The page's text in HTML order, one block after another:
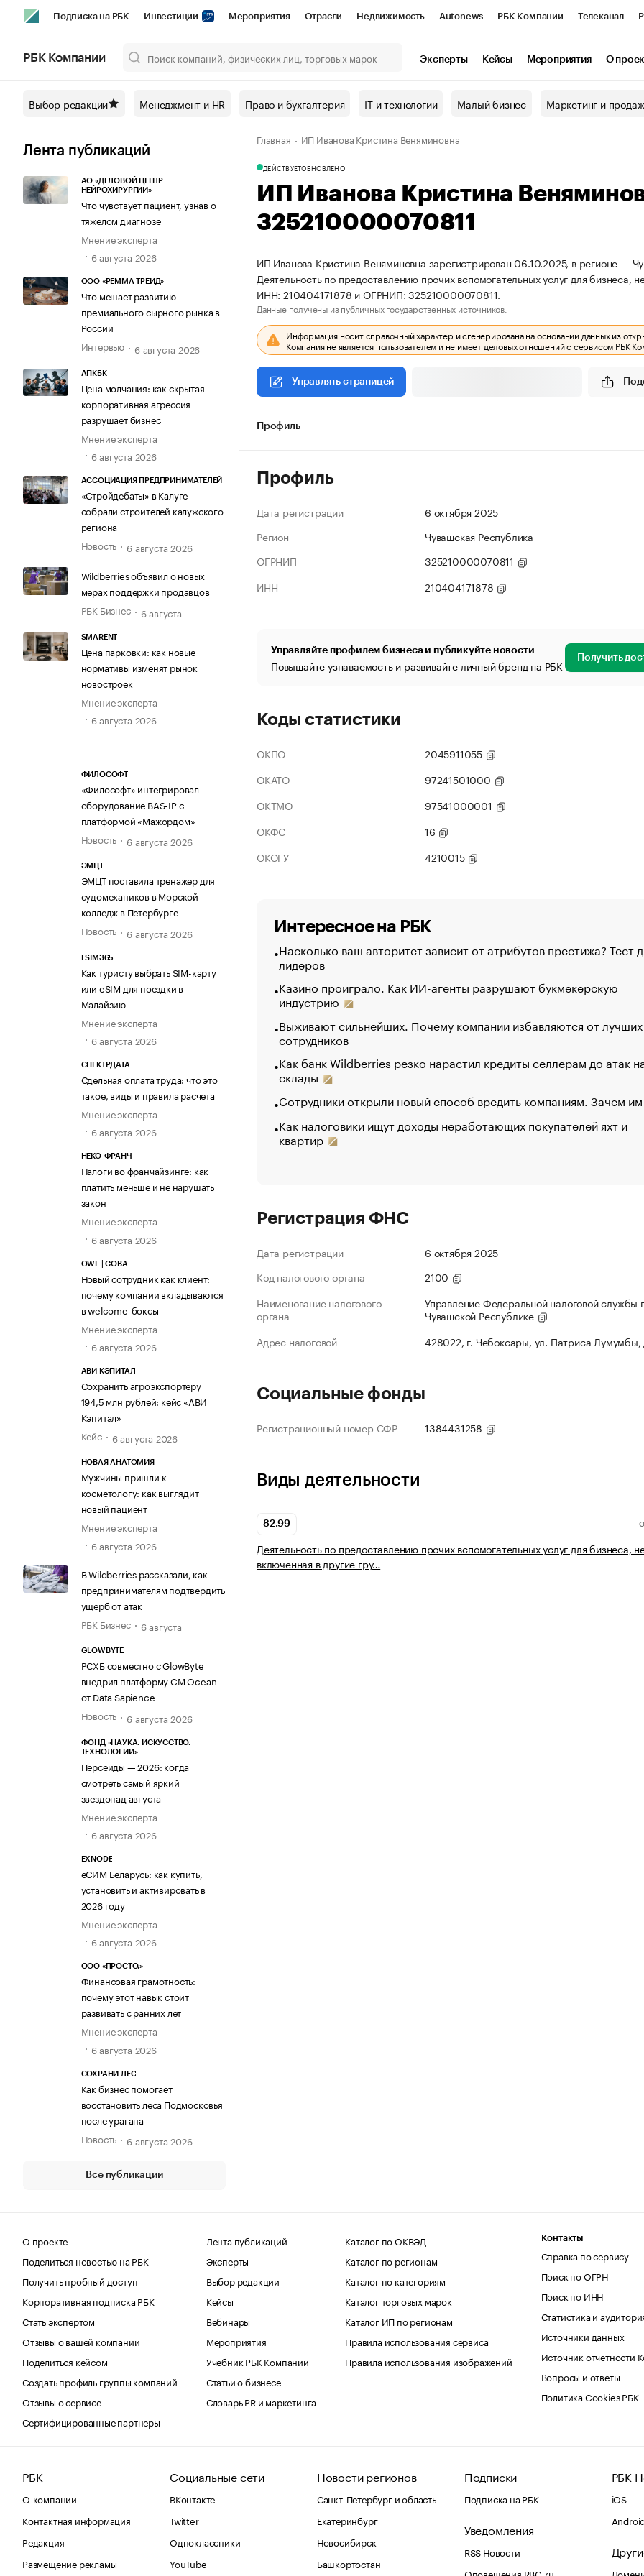
Подписка на РБК Инвестиции Мероприятия Отрасли Недвижимость Autonews РБК Компании Телеканал
Спецпроекты СПб Конференции СПб Спецпроекты Проверка контрагентов
Технологии и медиа Рынок наличной валюты
РБК Компании Эксперты Кейсы Мероприятия О
Выбор редакции Менеджмент и HR Право и бухгалтерия IT и технологии Малый бизнес Маркетинг и
Лента публикаций
АО «ДЕЛОВОЙ ЦЕНТР
НЕЙРОХИРУРГИИ»
Что чувствует пациент, узнав о
тяжелом диагнозе
Мнение эксперта
6 августа 2026
ООО «РЕММА ТРЕЙД»
Что мешает развитию
премиального сырного рынка в
России
Интервью
6 августа 2026
АПКБК
Цена молчания: как скрытая
корпоративная агрессия
разрушает бизнес
Мнение эксперта
6 августа 2026
АССОЦИАЦИЯ ПРЕДПРИНИМАТЕЛЕЙ
«Стройдебаты» в Калуге
собрали строителей калужского
региона
Новость
6 августа 2026
Wildberries объявил о новых
мерах поддержки продавцов
РБК Бизнес
6 августа
SMARENT
Цена парковки: как новые
нормативы изменят рынок
новостроек
Мнение эксперта
6 августа 2026
ФИЛОСОФТ
«Философт» интегрировал
оборудование BAS-IP с
платформой «Мажордом»
Новость
6 августа 2026
ЭМЦТ
ЭМЦТ поставила тренажер для
судомехаников в Морской
колледж в Петербурге
Новость
6 августа 2026
ESIM365
Как туристу выбрать SIM-карту
или eSIM для поездки в
Малайзию
Мнение эксперта
6 августа 2026
СПЕКТРДАТА
Сдельная оплата труда: что это
такое, виды и правила расчета
Мнение эксперта
6 августа 2026
НЕКО-ФРАНЧ
Налоги во франчайзинге: как
платить меньше и не нарушать
закон
Мнение эксперта
6 августа 2026
OWL | СОВА
Новый сотрудник как клиент:
почему компании вкладываются
в welcome-боксы
Мнение эксперта
6 августа 2026
АВИ КЭПИТАЛ
Сохранить агроэкспортеру
194,5 млн рублей: кейс «АВИ
Кэпитал»
Кейс
6 августа 2026
НОВАЯ АНАТОМИЯ
Мужчины пришли к
косметологу: как выглядит
новый пациент
Мнение эксперта
6 августа 2026
В Wildberries рассказали, как
предпринимателям подтвердить
ущерб от атак
РБК Бизнес
6 августа
GLOWBYTE
РСХБ совместно с GlowByte
внедрил платформу CM Ocean
от Data Sapience
Новость
6 августа 2026
ФОНД «НАУКА. ИСКУССТВО.
ТЕХНОЛОГИИ»
Персеиды — 2026: когда
смотреть самый яркий
звездопад августа
Мнение эксперта
6 августа 2026
EXNODE
еСИМ Беларусь: как купить,
установить и активировать в
2026 году
Мнение эксперта
6 августа 2026
ООО «ПРОСТО.»
Финансовая грамотность:
почему этот навык стоит
развивать с ранних лет
Мнение эксперта
6 августа 2026
СОХРАНИ ЛЕС
Как бизнес помогает
восстановить леса Подмосковья
после урагана
Новость
6 августа 2026
Все публикации
Главная ИП Иванова Кристина Веняминовна
ДЕЙСТВУЕТОБНОВЛЕНО
ИП Иванова Кристина
325210000070811
ИП Иванова Кристина Веняминовна зарегистрирован 06.10.2025, в регионе —
Деятельность по предоставлению прочих вспомогательных услуг для бизнеса,
ИНН: 210404171878 и ОГРНИП: 325210000070811.
Данные получены из публичных государственных источников.
Информация носит справочный характер и сгенерирована на основании данных из
Компания не является пользователем и не имеет деловых отношений с сервисом РБК
Управлять страницей
Профиль
Профиль
Дата регистрации
6 октября 2025
Регион
Чувашская Республика
ОГРНИП
325210000070811
ИНН
210404171878
Управляйте профилем бизнеса и публикуйте новости
Повышайте узнаваемость и развивайте личный бренд на РБК Получить
Коды статистики
ОКПО
2045911055
ОКАТО
97241501000
ОКТМО
97541000001
ОКФС
16
ОКОГУ
4210015
Интересное на РБК
Насколько ваш авторитет зависит от атрибутов престижа? Тест
лидеров
Казино проиграло. Как ИИ-агенты разрушают букмекерскую
индустрию
Выживают сильнейших. Почему компании избавляются от лучших
сотрудников
Как банк Wildberries резко нарастил кредиты селлерам до атак
склады
Сотрудники открыли новый способ вредить компаниям. Зачем
Как налоговики ищут доходы неработающих покупателей яхт и
квартир
Регистрация ФНС
Дата регистрации
6 октября 2025
Код налогового органа
2100
Наименование налогового
органа
Управление Федеральной налоговой службы
Чувашской Республике
Адрес налоговой
428022, г. Чебоксары, ул. Патриса Лумумбы,
Социальные фонды
Регистрационный номер СФР 1384431258
Виды деятельности
82.99
Деятельность по предоставлению прочих вспомогательных услуг для бизнеса,
включенная в другие гру…
О проекте
Поделиться новостью на РБК
Получить пробный доступ
Корпоративная подписка РБК
Стать экспертом
Отзывы о вашей компании
Поделиться кейсом
Создать профиль группы компаний
Отзывы о сервисе
Сертифицированные партнеры
Лента публикаций
Эксперты
Выбор редакции
Кейсы
Вебинары
Мероприятия
Учебник РБК Компании
Статьи о бизнесе
Словарь PR и маркетинга
Каталог по ОКВЭД
Каталог по регионам
Каталог по категориям
Каталог торговых марок
Каталог ИП по регионам
Правила использования сервиса
Правила использования изображений
Контакты
Справка по сервису
Поиск по ОГРН
Поиск по ИНН
Статистика и
Источники данных
Источник отчетности
Вопросы и ответы
Политика Cookies РБК
РБК
О компании
Контактная информация
Редакция
Размещение рекламы
Социальные сети
ВКонтакте
Twitter
Одноклассники
YouTube
Новости регионов
Санкт-Петербург и область
Екатеринбург
Новосибирск
Башкортостан
Подписки
Подписка на РБК
Уведомления
RSS Новости
Оповещения RBC.ru
РБК
iOS